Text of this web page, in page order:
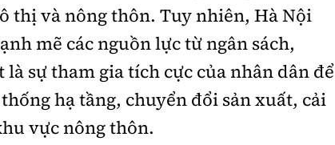
thị và nông thôn. Tuy nhiên, Hà Nội
mẽ các nguồn lực từ ngân sách,
sự tham gia tích cực của nhân dân để
hạ tầng, chuyển đổi sản xuất, cải
vực nông thôn.